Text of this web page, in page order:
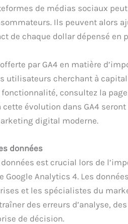
de médias sociaux
Ils peuvent alors
de chaque dollar dépensé en
par GA4 en matière
utilisateurs cherchant à
consultez la page
cette évolution dans GA4
digital moderne.
données
est crucial lors de
Google Analytics 4. Les
et les spécialistes du
des erreurs d’analyse,
de décision.